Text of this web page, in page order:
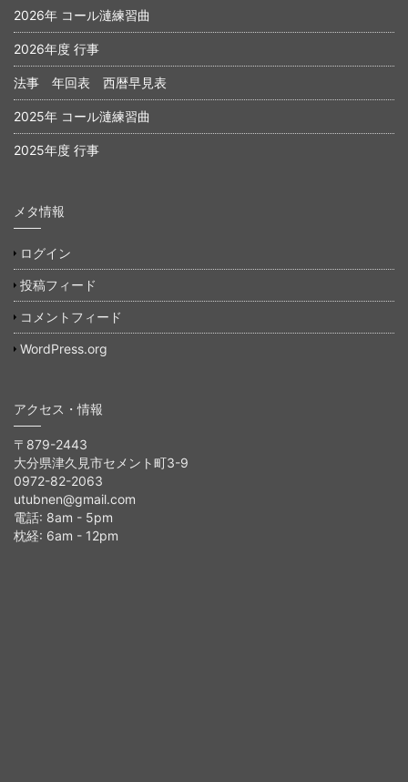
2026年 コール漣練習曲
2026年度 行事
法事 年回表 西暦早見表
2025年 コール漣練習曲
2025年度 行事
メタ情報
ログイン
投稿フィード
コメントフィード
WordPress.org
アクセス・情報
〒879-2443
大分県津久見市セメント町3-9
0972-82-2063
utubnen@gmail.com
電話: 8am - 5pm
枕経: 6am - 12pm